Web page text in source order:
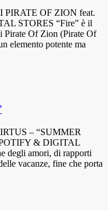
OF ZION feat.
STORES “Fire” è il
Pirate Of Zion (Pirate Of
elemento potente ma
– “SUMMER
& DIGITAL
degli amori, di rapporti
vacanze, fine che porta